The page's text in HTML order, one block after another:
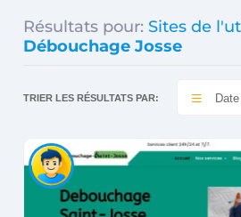
Résultats pour: Sites de
Débouchage Josse
TRIER LES RÉSULTATS PAR: